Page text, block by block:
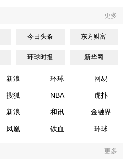
更多
今日头条 东方财富
环球时报 新华网
新浪 环球 网易
搜狐 NBA 虎扑
新浪 和讯 金融界
凤凰 铁血 环球
更多